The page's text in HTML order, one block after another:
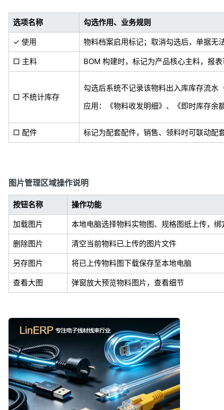
选项名称 勾选作用、业务规则
✓ 使用 物料档案启用标记；取消勾选后，单据无
□ 主料 BOM 构建时，标记为产品核心主料，报
□ 不统计库存
勾选后系统不记录该物料出入库库存流水
应用：《物料收发明细》、《即时库存余
□ 配件 标记为配套配件，销售、领料时可联动配
图片管理区域操作说明
按钮名称 操作功能
加载图片 本地电脑选择物料实物图、规格图纸上传，
删除图片 清空当前物料已上传的图片文件
另存图片 将已上传物料图下载保存至本地电脑
查看大图 弹窗放大预览物料图片，查看细节